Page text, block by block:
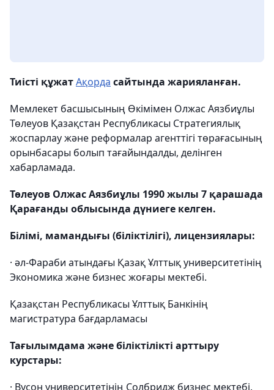
Тиісті құжатАқорда сайтында жарияланған.
Мемлекет басшысының Өкімімен Олжас Аязбиұлы
Төлеуов Қазақстан Республикасы Стратегиялық
жоспарлау және реформалар агенттігі төрағасының
орынбасары болып тағайындалды, делінген
хабарламада.
Төлеуов Олжас Аязбиұлы 1990 жылы 7 қарашада
Қарағанды ​​облысында дүниеге келген.
Білімі, мамандығы (біліктілігі), лицензиялары:
· әл-Фараби атындағы Қазақ Ұлттық университетінің
Экономика және бизнес жоғары мектебі.
Қазақстан Республикасы Ұлттық Банкінің
магистратура бағдарламасы
Тағылымдама және біліктілікті арттыру
курстары:
· Вусон университетінің Солбридж бизнес мектебі,